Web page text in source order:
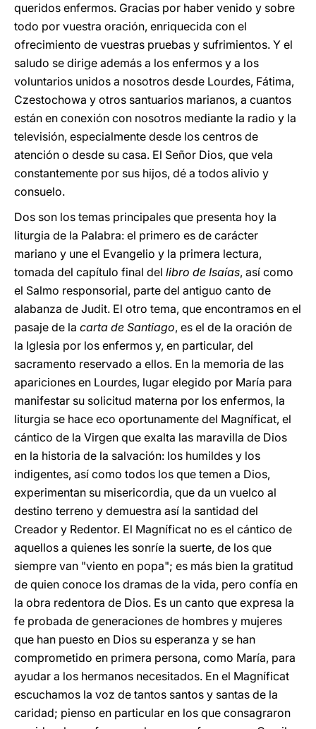
queridos enfermos. Gracias por haber venido y sobre
todo por vuestra oración, enriquecida con el
ofrecimiento de vuestras pruebas y sufrimientos. Y el
saludo se dirige además a los enfermos y a los
voluntarios unidos a nosotros desde Lourdes, Fátima,
Czestochowa y otros santuarios marianos, a cuantos
están en conexión con nosotros mediante la radio y la
televisión, especialmente desde los centros de
atención o desde su casa. El Señor Dios, que vela
constantemente por sus hijos, dé a todos alivio y
consuelo.
Dos son los temas principales que presenta hoy la
liturgia de la Palabra: el primero es de carácter
mariano y une el Evangelio y la primera lectura,
tomada del capítulo final del libro de Isaías, así como
el Salmo responsorial, parte del antiguo canto de
alabanza de Judit. El otro tema, que encontramos en el
pasaje de la carta de Santiago, es el de la oración de
la Iglesia por los enfermos y, en particular, del
sacramento reservado a ellos. En la memoria de las
apariciones en Lourdes, lugar elegido por María para
manifestar su solicitud materna por los enfermos, la
liturgia se hace eco oportunamente del Magníficat, el
cántico de la Virgen que exalta las maravilla de Dios
en la historia de la salvación: los humildes y los
indigentes, así como todos los que temen a Dios,
experimentan su misericordia, que da un vuelco al
destino terreno y demuestra así la santidad del
Creador y Redentor. El Magníficat no es el cántico de
aquellos a quienes les sonríe la suerte, de los que
siempre van "viento en popa"; es más bien la gratitud
de quien conoce los dramas de la vida, pero confía en
la obra redentora de Dios. Es un canto que expresa la
fe probada de generaciones de hombres y mujeres
que han puesto en Dios su esperanza y se han
comprometido en primera persona, como María, para
ayudar a los hermanos necesitados. En el Magníficat
escuchamos la voz de tantos santos y santas de la
caridad; pienso en particular en los que consagraron